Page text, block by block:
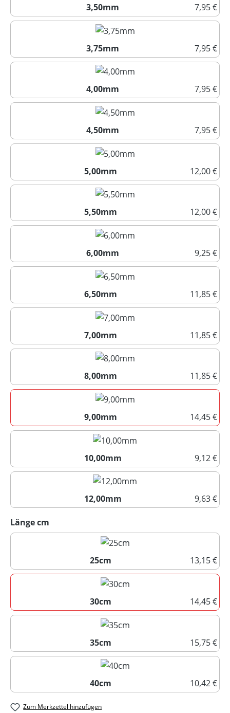
3,50mm
7,95 €
3,50mm
3,75mm
7,95 €
3,75mm
4,00mm
7,95 €
4,00mm
4,50mm
7,95 €
4,50mm
5,00mm
12,00 €
5,00mm
5,50mm
12,00 €
5,50mm
6,00mm
9,25 €
6,00mm
6,50mm
11,85 €
6,50mm
7,00mm
11,85 €
7,00mm
8,00mm
11,85 €
8,00mm
9,00mm
14,45 €
9,00mm
10,00mm
9,12 €
10,00mm
12,00mm
9,63 €
Länge cm
25cm
13,15 €
25cm
30cm
14,45 €
30cm
35cm
15,75 €
35cm
40cm
10,42 €
Zum Merkzettel hinzufügen